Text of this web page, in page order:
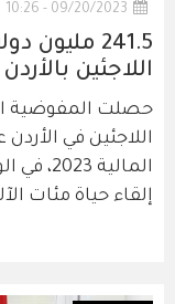
09/20/2023 - 10:26
241.5
اللاجئين بالأردن
حصلت المفوضية
إلقاء حياة مئات